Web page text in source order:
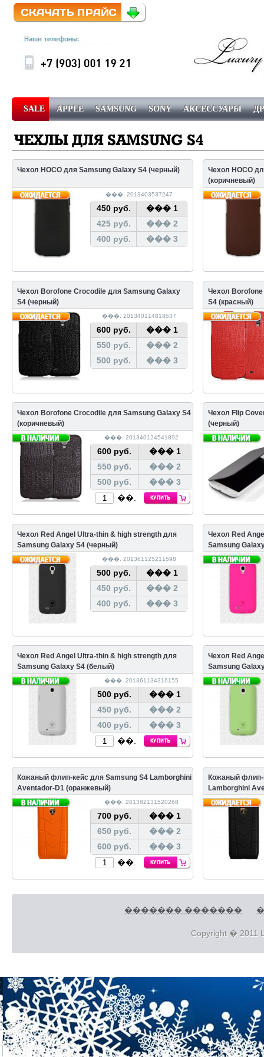
SALE APPLE SAMSUNG SONY АКСЕССУАРЫ
������ � �������� ��������
Чехол HOCO для Samsung Galaxy S4 (черный)
���. 2013403537247
450 руб.
��� 1
425 руб.
��� 2
400 руб.
��� 3
Чехол HOCO
(коричневый)
Чехол Borofone Crocodile для Samsung Galaxy
S4 (черный)
���. 201340114818537
600 руб.
��� 1
550 руб.
��� 2
500 руб.
��� 3
Чехол
S4 (красный)
Чехол Borofone Crocodile для Samsung Galaxy S4
(коричневый)
���. 201340124541892
600 руб.
��� 1
550 руб.
��� 2
500 руб.
��� 3
��.
Чехол Flip
(черный)
Чехол Red Angel Ultra-thin & high strength для
Samsung Galaxy S4 (черный)
���. 201361125211598
500 руб.
��� 1
450 руб.
��� 2
400 руб.
��� 3
Чехол Red
Samsung
Чехол Red Angel Ultra-thin & high strength для
Samsung Galaxy S4 (белый)
���. 201361134316155
500 руб.
��� 1
450 руб.
��� 2
400 руб.
��� 3
��.
Чехол Red
Samsung
Кожаный флип-кейс для Samsung S4 Lamborghini
Aventador-D1 (оранжевый)
���. 201382131520268
700 руб.
��� 1
650 руб.
��� 2
600 руб.
��� 3
��.
Кожаный флип-
Lamborghini
������� �������
Copyright � 2011